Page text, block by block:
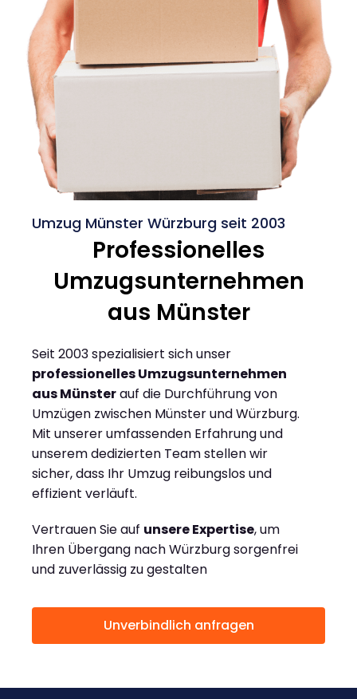
Umzug Münster Würzburg seit 2003
Professionelles
Umzugsunternehmen
aus Münster
Seit 2003 spezialisiert sich unser
professionelles Umzugsunternehmen
aus Münsterauf die Durchführung von
Umzügen zwischen Münster und Würzburg.
Mit unserer umfassenden Erfahrung und
unserem dedizierten Team stellen wir
sicher, dass Ihr Umzug reibungslos und
effizient verläuft.
Vertrauen Sie auf unsere Expertise, um
Ihren Übergang nach Würzburg sorgenfrei
und zuverlässig zu gestalten
Unverbindlich anfragen